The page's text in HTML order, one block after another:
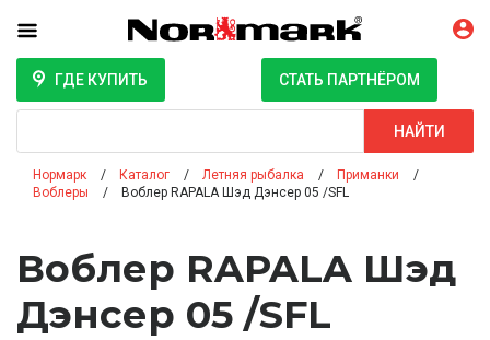
ГДЕ КУПИТЬ СТАТЬ ПАРТНЁРОМ
НАЙТИ
Нормарк Каталог Летняя рыбалка
Приманки
Воблеры
Воблер RAPALA Шэд Дэнсер 05 /SFL
Воблер RAPALA Шэд
Дэнсер 05 /SFL